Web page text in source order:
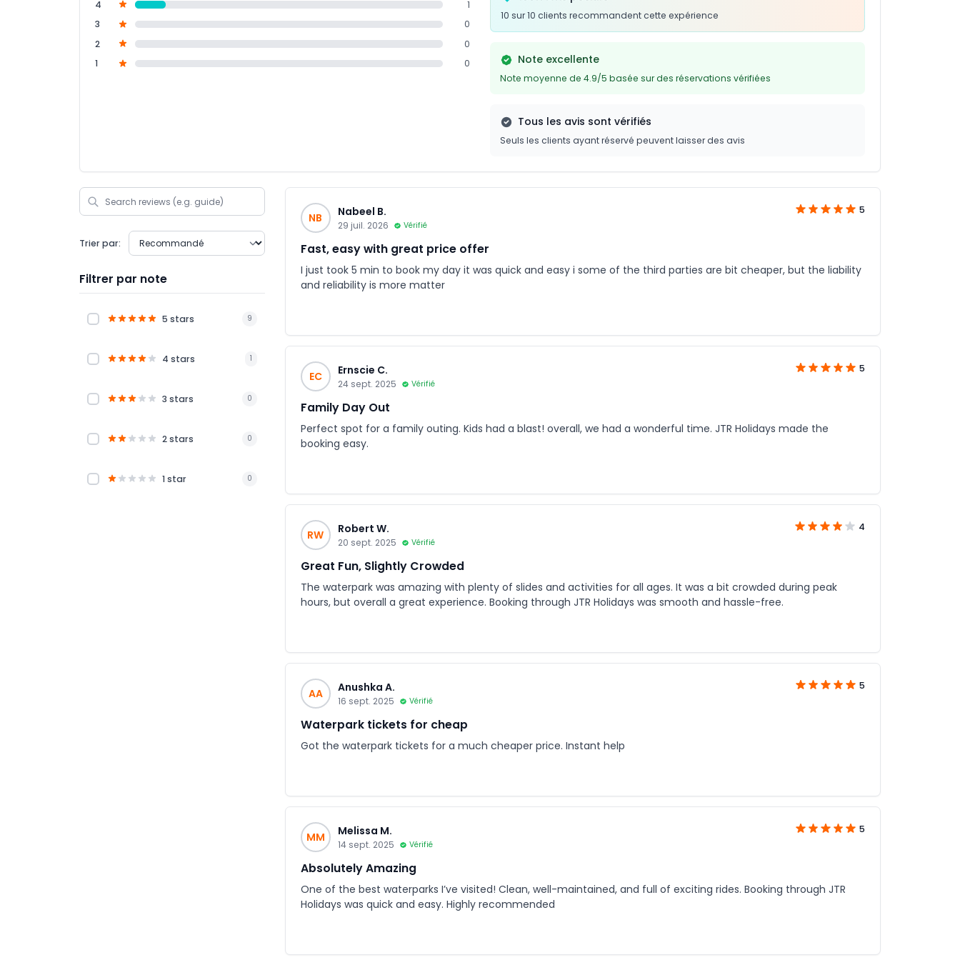
4
1
3
0
2
0
1
0
10 sur 10 clients recommandent cette expérience
Note excellente
Note moyenne de 4.9/5 basée sur des réservations vérifiées
Tous les avis sont vérifiés
Seuls les clients ayant réservé peuvent laisser des avis
Trier par:
Filtrer par note
5 stars 9
4 stars 1
3 stars 0
2 stars 0
1 star 0
NB Nabeel B.
29 juil. 2026 Vérifié
5
Fast, easy with great price offer
I just took 5 min to book my day it was quick and easy i some of the third parties are bit cheaper, but the liability
and reliability is more matter
EC Ernscie C.
24 sept. 2025 Vérifié
5
Family Day Out
Perfect spot for a family outing. Kids had a blast! overall, we had a wonderful time. JTR Holidays made the
booking easy.
RW Robert W.
20 sept. 2025 Vérifié
4
Great Fun, Slightly Crowded
The waterpark was amazing with plenty of slides and activities for all ages. It was a bit crowded during peak
hours, but overall a great experience. Booking through JTR Holidays was smooth and hassle-free.
AA Anushka A.
16 sept. 2025 Vérifié
5
Waterpark tickets for cheap
Got the waterpark tickets for a much cheaper price. Instant help
MM Melissa M.
14 sept. 2025 Vérifié
5
Absolutely Amazing
One of the best waterparks I’ve visited! Clean, well-maintained, and full of exciting rides. Booking through JTR
Holidays was quick and easy. Highly recommended